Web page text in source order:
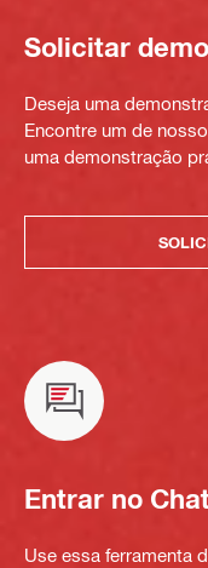
Solicitar
Deseja uma
Encontre um de
uma demonstração
Entrar no
Use essa ferramenta